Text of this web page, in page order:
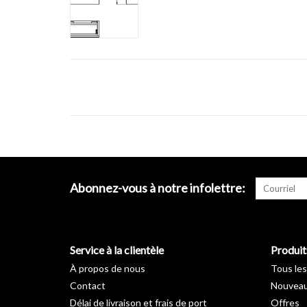
Abonnez-vous à notre infolettre:
Service à la clientèle
À propos de nous
Contact
Délai de livraison et frais de port
Tous
Offres